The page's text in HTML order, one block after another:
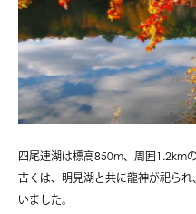
四尾連湖は標高850m、周囲1.2km
古くは、明見湖と共に龍神が祀ら
いました。